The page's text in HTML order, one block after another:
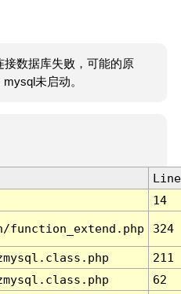
接数据库失败，可能的原
未启动。
Line
14
function_extend.php 324
211
62